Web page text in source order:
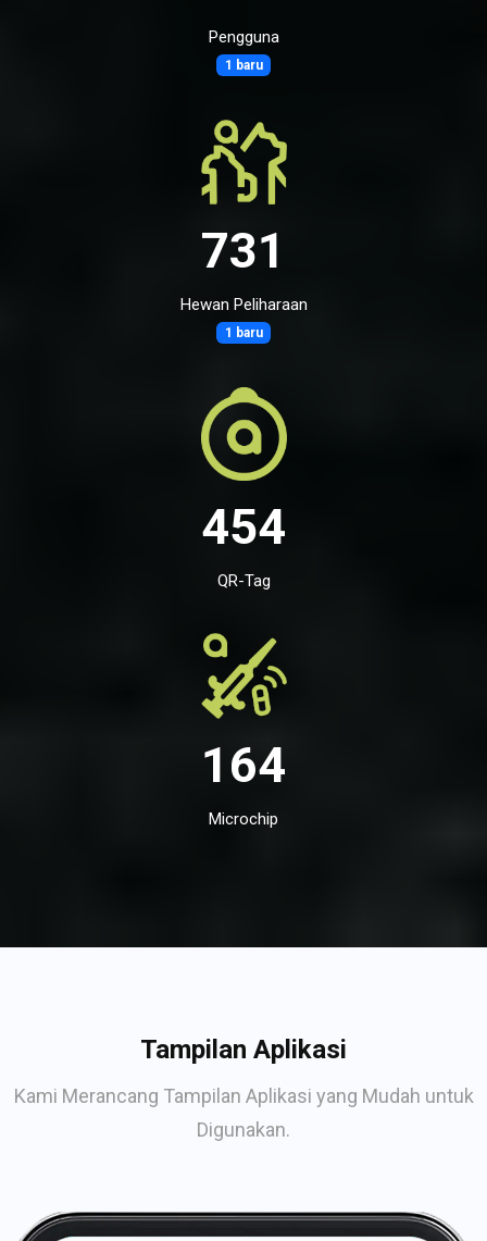
Pengguna
1 baru
731
Hewan Peliharaan
1 baru
454
QR-Tag
164
Microchip
Tampilan Aplikasi
Kami Merancang Tampilan Aplikasi yang Mudah untuk
Digunakan.